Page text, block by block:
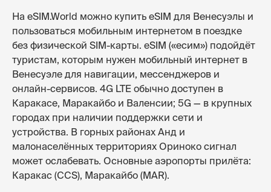
На eSIM.World можно купить eSIM для Венесуэлы и
пользоваться мобильным интернетом в поездке
без физической SIM-карты. eSIM («есим») подойдёт
туристам, которым нужен мобильный интернет в
Венесуэле для навигации, мессенджеров и
онлайн-сервисов. 4G LTE обычно доступен в
Каракасе, Маракайбо и Валенсии; 5G — в крупных
городах при наличии поддержки сети и
устройства. В горных районах Анд и
малонаселённых территориях Ориноко сигнал
может ослабевать. Основные аэропорты прилёта:
Каракас (CCS), Маракайбо (MAR).